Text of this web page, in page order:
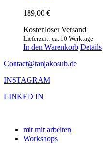
189,00 €
Kostenloser Versand
Lieferzeit: ca. 10 Werktage
In den Warenkorb Details
Contact@tanjakosub.de
INSTAGRAM
LINKED IN
mit mir arbeiten
Workshops